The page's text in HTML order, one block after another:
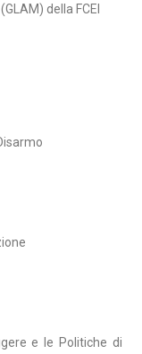
della FCEI
e le Politiche di